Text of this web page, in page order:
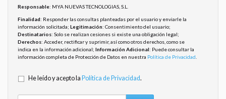
Responsable: MYA NUEVAS TECNOLOGIAS, S.L.
Finalidad: Responder las consultas planteadas por el usuario y enviarle la
información solicitada; Legitimación: Consentimiento del usuario;
Destinatarios: Solo se realizan cesiones si existe una obligación legal;
Derechos: Acceder, rectificar y suprimir, así como otros derechos, como se
indica en la información adicional; Información Adicional: Puede consultar la
información completa de Protección de Datos en nuestra Política de Privacidad
He leído y acepto la Política de Privacidad.